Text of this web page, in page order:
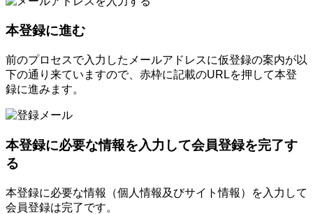
本登録に進む
前のプロセスで入力したメールアドレスに仮登録の案内が以
下の通り来ていますので、赤枠に記載のURLを押して本登
録に進みます。
本登録に必要な情報を入力して会員登録を完了す
る
本登録に必要な情報（個人情報及びサイト情報）を入力して
会員登録は完了です。